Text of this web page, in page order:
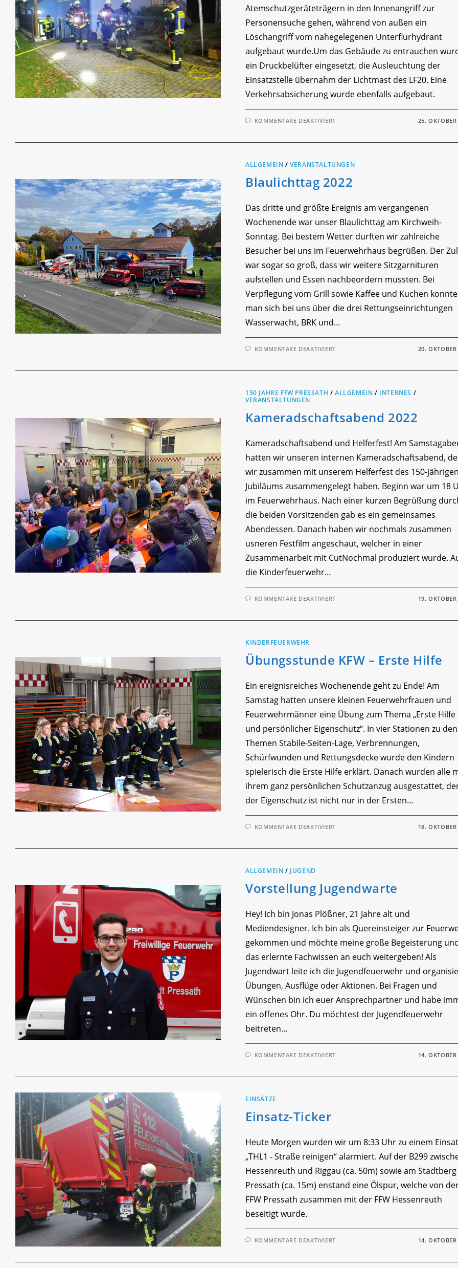
Atemschutzgeräteträgern in den Innenangriff zur
Personensuche gehen, während von außen ein
Löschangriff vom nahegelegenen Unterflurhydrant
aufgebaut wurde.Um das Gebäude zu entrauchen
ein Druckbelüfter eingesetzt, die Ausleuchtung der
Einsatzstelle übernahm der Lichtmast des LF20. Eine
Verkehrsabsicherung wurde ebenfalls aufgebaut.
KOMMENTARE DEAKTIVIERTFÜR 25.
ALLGEMEIN /VERANSTALTUNGEN
Blaulichttag 2022
Das dritte und größte Ereignis am vergangenen
Wochenende war unser Blaulichttag am Kirchweih-
Sonntag. Bei bestem Wetter durften wir zahlreiche
Besucher bei uns im Feuerwehrhaus begrüßen. Der
war sogar so groß, dass wir weitere Sitzgarnituren
aufstellen und Essen nachbeordern mussten. Bei
Verpflegung vom Grill sowie Kaffee und Kuchen konnte
man sich bei uns über die drei Rettungseinrichtungen
Wasserwacht, BRK und…
KOMMENTARE DEAKTIVIERTFÜR 20.
150 JAHRE FFW PRESSATH /ALLGEMEIN / INTERNES /
VERANSTALTUNGEN
Kameradschaftsabend 2022
Kameradschaftsabend und Helferfest! Am
hatten wir unseren internen Kameradschaftsabend,
wir zusammen mit unserem Helferfest des 150-jährigen
Jubiläums zusammengelegt haben. Beginn war um 18
im Feuerwehrhaus. Nach einer kurzen Begrüßung
die beiden Vorsitzenden gab es ein gemeinsames
Abendessen. Danach haben wir nochmals zusammen
usneren Festfilm angeschaut, welcher in einer
Zusammenarbeit mit CutNochmal produziert wurde.
die Kinderfeuerwehr…
KOMMENTARE DEAKTIVIERTFÜR 19.
KINDERFEUERWEHR
Übungsstunde KFW – Erste Hilfe
Ein ereignisreiches Wochenende geht zu Ende! Am
Samstag hatten unsere kleinen Feuerwehrfrauen und
Feuerwehrmänner eine Übung zum Thema „Erste Hilfe
und persönlicher Eigenschutz“. In vier Stationen zu den
Themen Stabile-Seiten-Lage, Verbrennungen,
Schürfwunden und Rettungsdecke wurde den Kindern
spielerisch die Erste Hilfe erklärt. Danach wurden alle
ihrem ganz persönlichen Schutzanzug ausgestattet,
der Eigenschutz ist nicht nur in der Ersten…
KOMMENTARE DEAKTIVIERTFÜR 18.
ALLGEMEIN / JUGEND
Vorstellung Jugendwarte
Hey! Ich bin Jonas Plößner, 21 Jahre alt und
Mediendesigner. Ich bin als Quereinsteiger zur
gekommen und möchte meine große Begeisterung
das erlernte Fachwissen an euch weitergeben! Als
Jugendwart leite ich die Jugendfeuerwehr und
Übungen, Ausflüge oder Aktionen. Bei Fragen und
Wünschen bin ich euer Ansprechpartner und habe
ein offenes Ohr. Du möchtest der Jugendfeuerwehr
beitreten…
KOMMENTARE DEAKTIVIERTFÜR 14.
EINSÄTZE
Einsatz-Ticker
Heute Morgen wurden wir um 8:33 Uhr zu einem
„THL1 - Straße reinigen“ alarmiert. Auf der B299
Hessenreuth und Riggau (ca. 50m) sowie am
Pressath (ca. 15m) enstand eine Ölspur, welche von
FFW Pressath zusammen mit der FFW Hessenreuth
beseitigt wurde.
KOMMENTARE DEAKTIVIERTFÜR 14.